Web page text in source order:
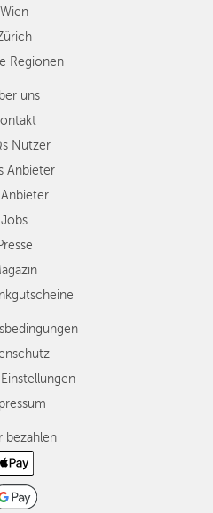
Wien
Regionen
uns
Nutzer
Anbieter
Anbieter
Jobs
bezahlen